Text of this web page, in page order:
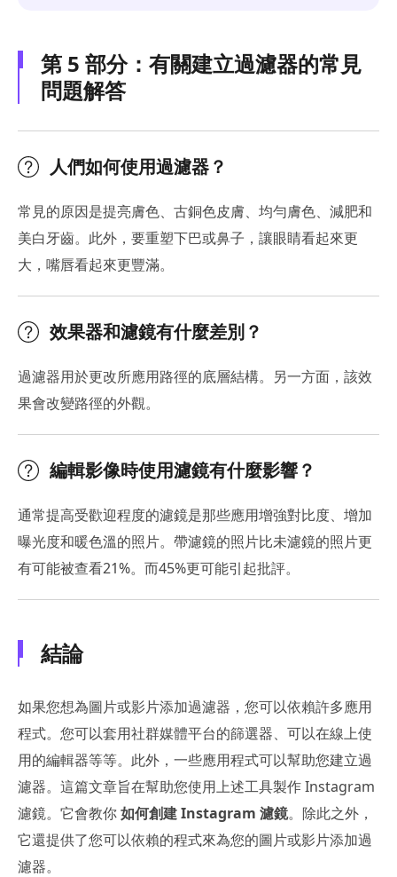
第 5 部分：有關建立過濾器的常見
問題解答
人們如何使用過濾器？
常見的原因是提亮膚色、古銅色皮膚、均勻膚色、減肥和
美白牙齒。此外，要重塑下巴或鼻子，讓眼睛看起來更
大，嘴唇看起來更豐滿。
效果器和濾鏡有什麼差別？
過濾器用於更改所應用路徑的底層結構。另一方面，該效
果會改變路徑的外觀。
編輯影像時使用濾鏡有什麼影響？
通常提高受歡迎程度的濾鏡是那些應用增強對比度、增加
曝光度和暖色溫的照片。帶濾鏡的照片比未濾鏡的照片更
有可能被查看21%。而45%更可能引起批評。
結論
如果您想為圖片或影片添加過濾器，您可以依賴許多應用
程式。您可以套用社群媒體平台的篩選器、可以在線上使
用的編輯器等等。此外，一些應用程式可以幫助您建立過
濾器。這篇文章旨在幫助您使用上述工具製作 Instagram
濾鏡。它會教你如何創建 Instagram 濾鏡。除此之外，
它還提供了您可以依賴的程式來為您的圖片或影片添加過
濾器。